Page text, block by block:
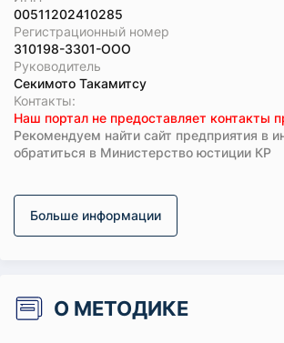
00511202410285
Регистрационный номер
310198-3301-ООО
Руководитель
Секимото Такамитсу
Koнтaкты:
Наш портал не предоставляет контакты
Рекомендуем найти сайт предприятия в
обратиться в Министерство юстиции КР
Больше информации
О МЕТОДИКЕ